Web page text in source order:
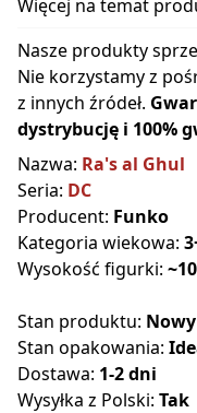
Więcej na temat
Nasze produkty
Nie korzystamy z
z innych źródeł.
dystrybucję i 100%
Nazwa: Ra's al Ghul
Seria: DC
Producent: Funko
Kategoria wiekowa:
Wysokość figurki:
Stan produktu: Nowy
Stan opakowania:
Dostawa: 1-2 dni
Wysyłka z Polski: Tak